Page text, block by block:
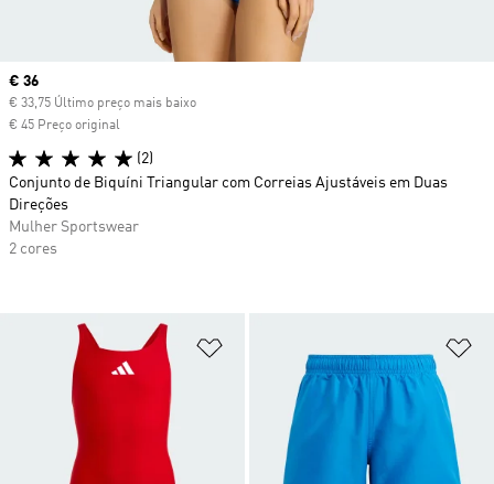
Current price
€ 36
€ 33,75 Último preço mais baixo
€ 45 Preço original
(2)
Conjunto de Biquíni Triangular com Correias Ajustáveis em Duas
Direções
Mulher Sportswear
2 cores